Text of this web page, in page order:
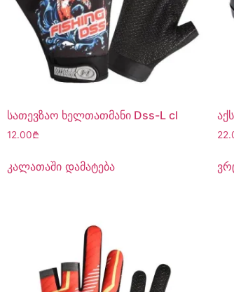
სათევზაო ხელთათმანი Dss-L cl
12.00₾
კალათაში დამატება